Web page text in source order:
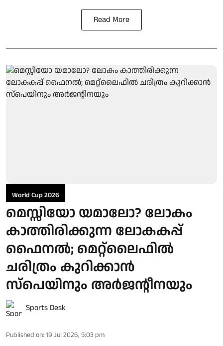
Read More
World Cup 2026
മെസ്സിയോ യമാലോ? ലോകം
കാത്തിരിക്കുന്ന ലോകകപ്പ്
ഫൈനൽ; മെറ്റ്ലൈഫിൽ
ചരിത്രം കുറിക്കാൻ
സ്പെയിനും അർജന്റീനയും
Sports Desk
Published on: 19 Jul 2026, 5:03 pm